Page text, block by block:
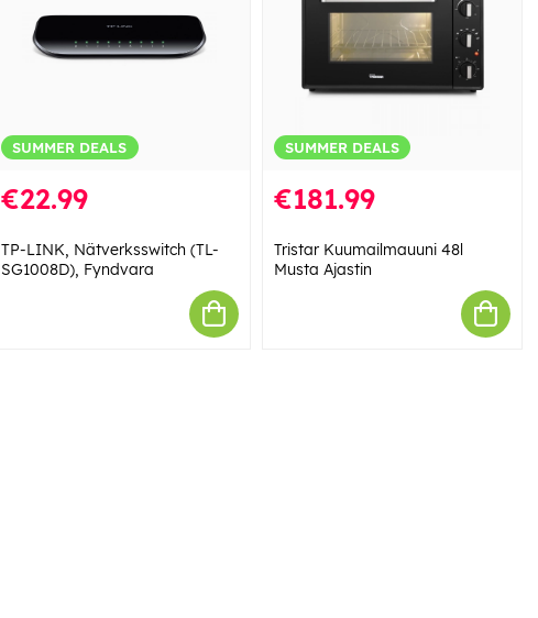
SUMMER DEALS
€22.99
TP-LINK, Nätverksswitch (TL-
SG1008D), Fyndvara
SUMMER DEALS
€181.99
Tristar Kuumailmauuni 48l
Musta Ajastin